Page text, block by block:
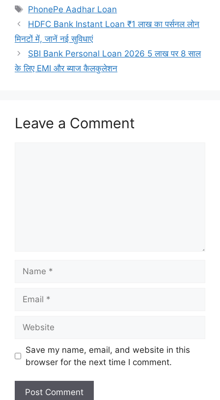
Tags
PhonePe Aadhar Loan
HDFC Bank Instant Loan ₹1 लाख का पर्सनल लोन
मिनटों में, जानें नई सुविधाएं
SBI Bank Personal Loan 2026 5 लाख पर 8 साल
के लिए EMI और ब्याज कैलकुलेशन
Leave a Comment
Save my name, email, and website in this
browser for the next time I comment.